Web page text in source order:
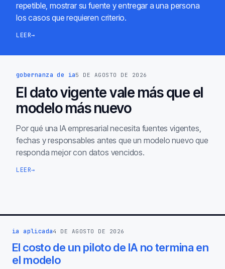
repetible, mostrar su fuente y entregar a una persona
los casos que requieren criterio.
LEER→
gobernanza de ia5 DE AGOSTO DE 2026
El dato vigente vale más que el
modelo más nuevo
Por qué una IA empresarial necesita fuentes vigentes,
fechas y responsables antes que un modelo nuevo que
responda mejor con datos vencidos.
LEER→
ia aplicada4 DE AGOSTO DE 2026
El costo de un piloto de IA no termina en
el modelo